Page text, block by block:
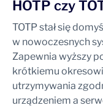
HOTP czy
TOTP stał się
w nowoczesnych
Zapewnia wyższy
krótkiemu
utrzymywania
urządzeniem a